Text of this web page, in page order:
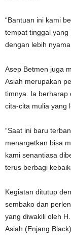
“Bantuan ini kami
tempat tinggal
dengan lebih
Asep Betmen juga
Asiah merupakan
timnya. Ia berharap
cita-cita mulia yang
“Saat ini baru
menargetkan bisa
kami senantiasa
terus berbagi
Kegiatan ditutup
sembako dan
yang diwakili oleh
Asiah.(Enjang Black)